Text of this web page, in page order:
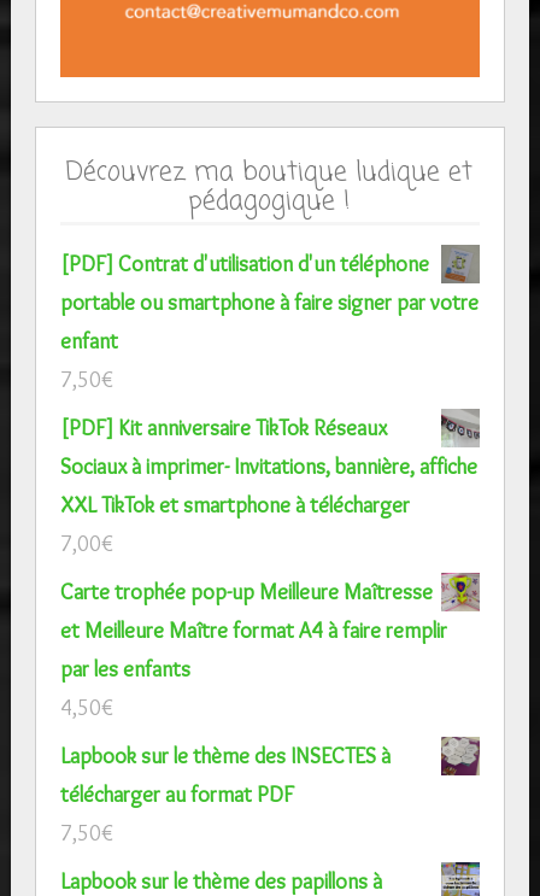
Découvrez ma boutique ludique et
pédagogique !
[PDF] Contrat d'utilisation d'un téléphone
portable ou smartphone à faire signer par votre
enfant
7,50€
[PDF] Kit anniversaire TikTok Réseaux
Sociaux à imprimer- Invitations, bannière, affiche
XXL TikTok et smartphone à télécharger
7,00€
Carte trophée pop-up Meilleure Maîtresse
et Meilleure Maître format A4 à faire remplir
par les enfants
4,50€
Lapbook sur le thème des INSECTES à
télécharger au format PDF
7,50€
Lapbook sur le thème des papillons à